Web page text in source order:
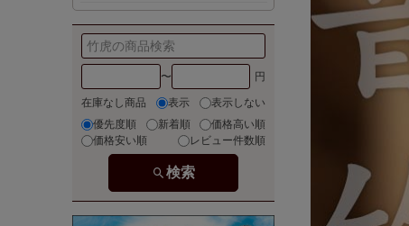
〜
在庫なし商品 表示
表示しない
優先度順
新着順
価格高い順
価格安い順
レビュー件数順
検索